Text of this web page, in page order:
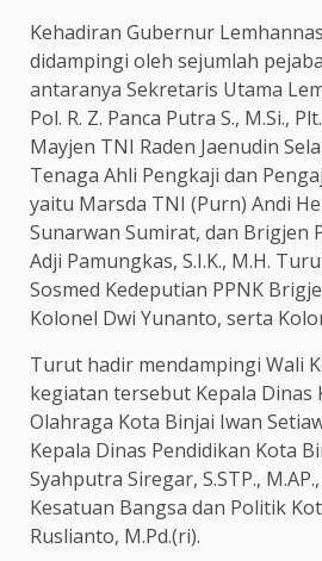
Kehadiran Gubernur
didampingi oleh sejumlah
antaranya Sekretaris Utama
Pol. R. Z. Panca Putra S., M.Si.,
Mayjen TNI Raden Jaenudin
Tenaga Ahli Pengkaji dan
yaitu Marsda TNI (Purn) Andi
Sunarwan Sumirat, dan Brigjen
Adji Pamungkas, S.I.K., M.H.
Sosmed Kedeputian PPNK
Kolonel Dwi Yunanto, serta
Turut hadir mendampingi Wali
kegiatan tersebut Kepala Dinas
Olahraga Kota Binjai Iwan
Kepala Dinas Pendidikan Kota
Syahputra Siregar, S.STP.,
Kesatuan Bangsa dan Politik
Ruslianto, M.Pd.(ri).